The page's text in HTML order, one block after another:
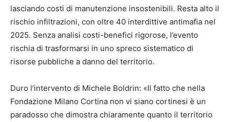
lasciando costi di manutenzione insostenibili. Resta alto il
rischio infiltrazioni, con oltre 40 interdittive antimafia nel
2025. Senza analisi costi-benefici rigorose, l’evento
rischia di trasformarsi in uno spreco sistematico di
risorse pubbliche a danno del territorio.
Duro l’intervento di Michele Boldrin: «Il fatto che nella
Fondazione Milano Cortina non vi siano cortinesi è un
paradosso che dimostra chiaramente quanto il territorio